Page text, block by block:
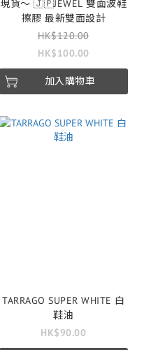
現貨～ 🇯🇵JEWEL 雙面波鞋
擦膠 最新雙面設計
HK$120.00
HK$100.00
加入購物車
TARRAGO SUPER WHITE 白
鞋油
HK$90.00